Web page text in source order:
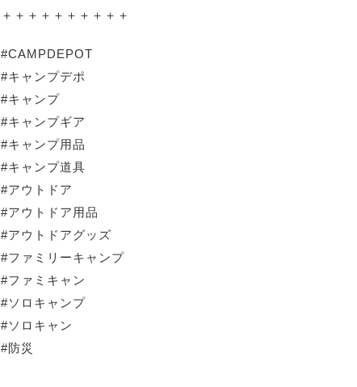
＋＋＋＋＋＋＋＋＋＋
#CAMPDEPOT
#キャンプデポ
#キャンプ
#キャンプギア
#キャンプ用品
#キャンプ道具
#アウトドア
#アウトドア用品
#アウトドアグッズ
#ファミリーキャンプ
#ファミキャン
#ソロキャンプ
#ソロキャン
#防災